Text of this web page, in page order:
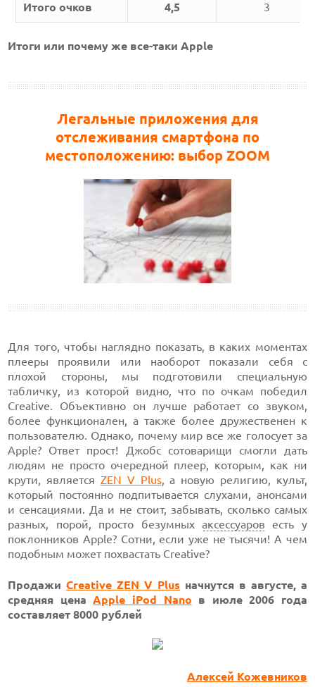
Итого очков 4,5 3
Итоги или почему же все-таки Apple
Легальные приложения для
отслеживания смартфона по
местоположению: выбор ZOOM
Для того, чтобы наглядно показать, в каких моментах
плееры проявили или наоборот показали себя с
плохой стороны, мы подготовили специальную
табличку, из которой видно, что по очкам победил
Creative. Объективно он лучше работает со звуком,
более функционален, а также более дружественен к
пользователю. Однако, почему мир все же голосует за
Apple? Ответ прост! Джобс сотоварищи смогли дать
людям не просто очередной плеер, которым, как ни
крути, является ZEN V Plus, а новую религию, культ,
который постоянно подпитывается слухами, анонсами
и сенсациями. Да и не стоит, забывать, сколько самых
разных, порой, просто безумных аксессуаров есть у
поклонников Apple? Сотни, если уже не тысячи! А чем
подобным может похвастать Creative?
ПродажиCreative ZEN V Plus начнутся в августе, а
средняя ценаApple iPod Nano в июле 2006 года
составляет 8000 рублей
Алексей Кожевников